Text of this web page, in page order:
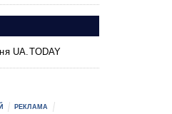
UA.TODAY
РЕКЛАМА